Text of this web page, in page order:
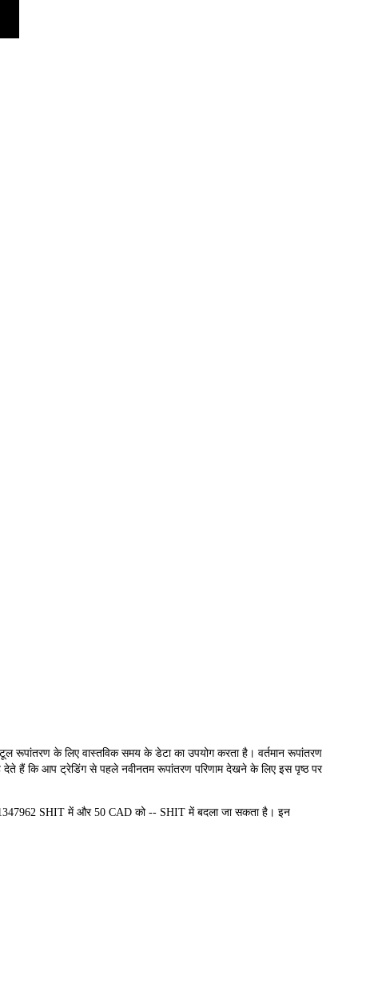
के लिए वास्तविक समय के डेटा का उपयोग करता है। वर्तमान रूपांतरण
देते हैं कि आप ट्रेडिंग से पहले नवीनतम रूपांतरण परिणाम देखने के लिए इस पृष्ठ पर
SHIT में और 50 CAD को -- SHIT में बदला जा सकता है। इन